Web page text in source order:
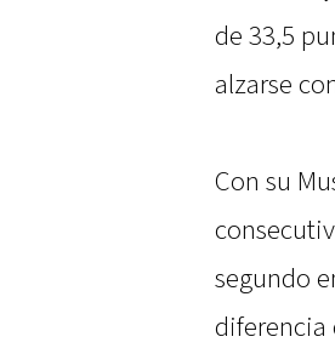
de 33,5
alzarse
Con su
segundo
diferencia